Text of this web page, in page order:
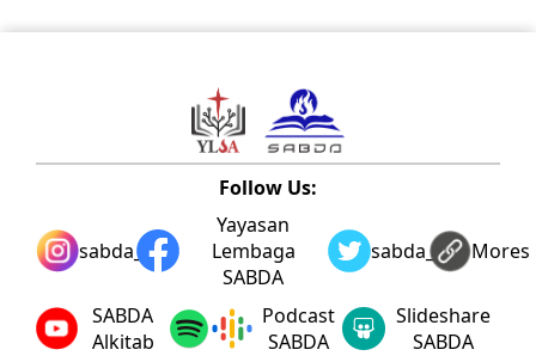
Follow Us:
sabda_ylsa
Yayasan
Lembaga
SABDA
sabda_ylsaMores
SABDA
Alkitab
Podcast
SABDA
Slideshare
SABDA